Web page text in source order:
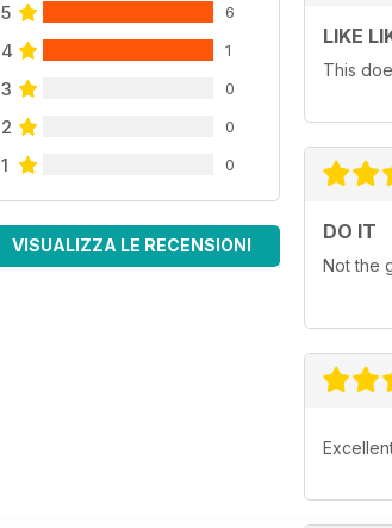
5 6
4 1
3 0
2 0
1 0
VISUALIZZA LE RECENSIONI
LIKE
This
DO IT
Not the